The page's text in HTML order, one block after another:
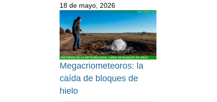
18 de mayo, 2026
Megacriometeoros: la
caída de bloques de
hielo